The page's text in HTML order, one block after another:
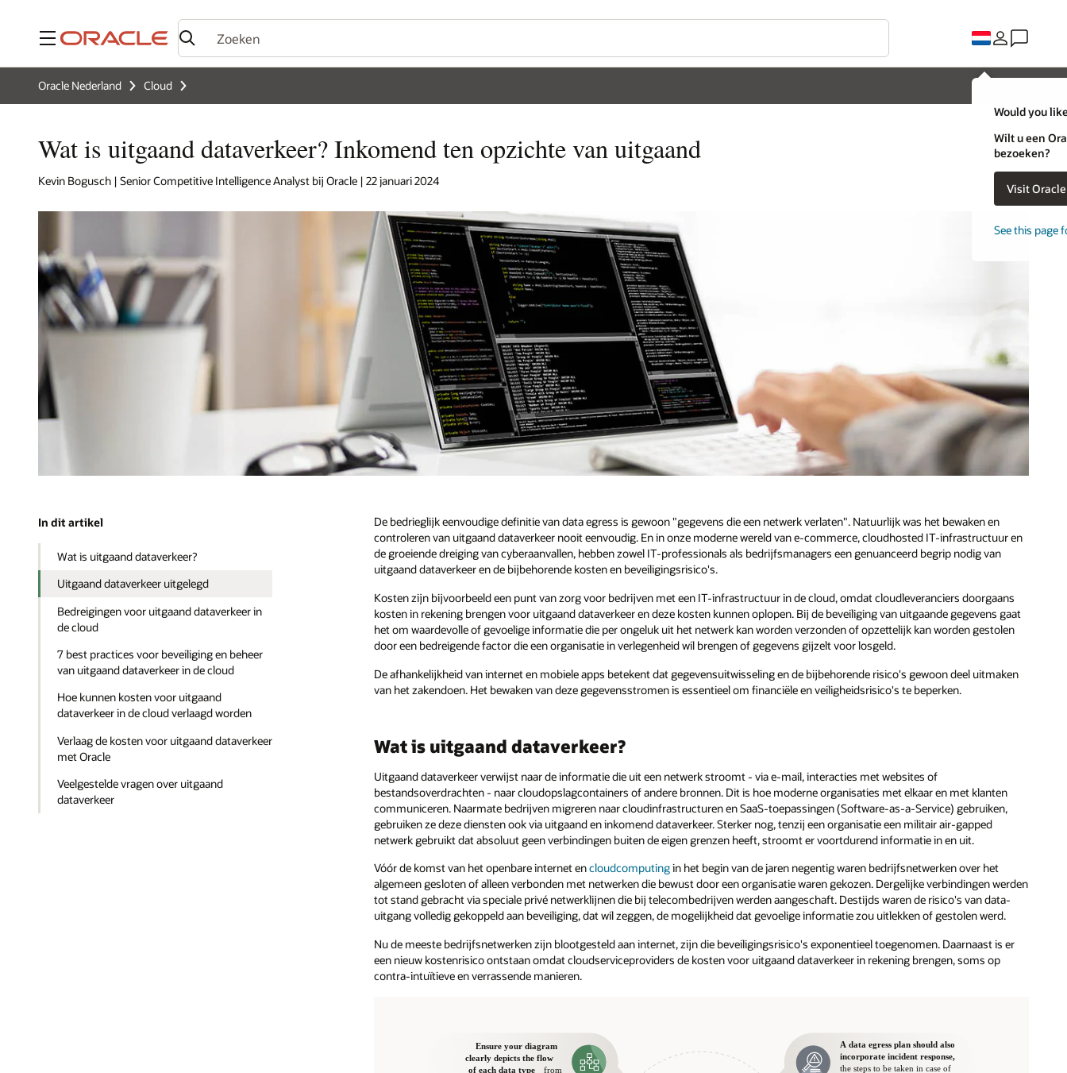
Menu
Would you
Wilt u een
bezoeken?
Visit
See this page
Oracle Nederland Cloud
Wat is uitgaand dataverkeer? Inkomend ten opzichte van uitgaand
Kevin Bogusch | Senior Competitive Intelligence Analyst bij Oracle | 22 januari 2024
In dit artikel
Wat is uitgaand dataverkeer?
Uitgaand dataverkeer uitgelegd
Bedreigingen voor uitgaand dataverkeer in
de cloud
7 best practices voor beveiliging en beheer
van uitgaand dataverkeer in de cloud
Hoe kunnen kosten voor uitgaand
dataverkeer in de cloud verlaagd worden
Verlaag de kosten voor uitgaand dataverkeer
met Oracle
Veelgestelde vragen over uitgaand
dataverkeer
De bedrieglijk eenvoudige definitie van data egress is gewoon "gegevens die een netwerk verlaten". Natuurlijk was het bewaken en
controleren van uitgaand dataverkeer nooit eenvoudig. En in onze moderne wereld van e-commerce, cloudhosted IT-infrastructuur en
de groeiende dreiging van cyberaanvallen, hebben zowel IT-professionals als bedrijfsmanagers een genuanceerd begrip nodig van
uitgaand dataverkeer en de bijbehorende kosten en beveiligingsrisico's.
Kosten zijn bijvoorbeeld een punt van zorg voor bedrijven met een IT-infrastructuur in de cloud, omdat cloudleveranciers doorgaans
kosten in rekening brengen voor uitgaand dataverkeer en deze kosten kunnen oplopen. Bij de beveiliging van uitgaande gegevens gaat
het om waardevolle of gevoelige informatie die per ongeluk uit het netwerk kan worden verzonden of opzettelijk kan worden gestolen
door een bedreigende factor die een organisatie in verlegenheid wil brengen of gegevens gijzelt voor losgeld.
De afhankelijkheid van internet en mobiele apps betekent dat gegevensuitwisseling en de bijbehorende risico's gewoon deel uitmaken
van het zakendoen. Het bewaken van deze gegevensstromen is essentieel om financiële en veiligheidsrisico's te beperken.
Wat is uitgaand dataverkeer?
Uitgaand dataverkeer verwijst naar de informatie die uit een netwerk stroomt - via e-mail, interacties met websites of
bestandsoverdrachten - naar cloudopslagcontainers of andere bronnen. Dit is hoe moderne organisaties met elkaar en met klanten
communiceren. Naarmate bedrijven migreren naar cloudinfrastructuren en SaaS-toepassingen (Software-as-a-Service) gebruiken,
gebruiken ze deze diensten ook via uitgaand en inkomend dataverkeer. Sterker nog, tenzij een organisatie een militair air-gapped
netwerk gebruikt dat absoluut geen verbindingen buiten de eigen grenzen heeft, stroomt er voortdurend informatie in en uit.
Vóór de komst van het openbare internet encloudcomputingin het begin van de jaren negentig waren bedrijfsnetwerken over het
algemeen gesloten of alleen verbonden met netwerken die bewust door een organisatie waren gekozen. Dergelijke verbindingen werden
tot stand gebracht via speciale privé netwerklijnen die bij telecombedrijven werden aangeschaft. Destijds waren de risico's van data-
uitgang volledig gekoppeld aan beveiliging, dat wil zeggen, de mogelijkheid dat gevoelige informatie zou uitlekken of gestolen werd.
Nu de meeste bedrijfsnetwerken zijn blootgesteld aan internet, zijn die beveiligingsrisico's exponentieel toegenomen. Daarnaast is er
een nieuw kostenrisico ontstaan omdat cloudserviceproviders de kosten voor uitgaand dataverkeer in rekening brengen, soms op
contra-intuïtieve en verrassende manieren.